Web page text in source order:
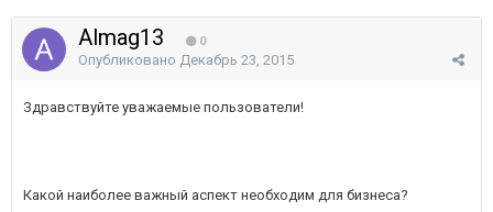
Almag13 0
Опубликовано Декабрь 23, 2015
Здравствуйте уважаемые пользователи!
Какой наиболее важный аспект необходим для бизнеса?